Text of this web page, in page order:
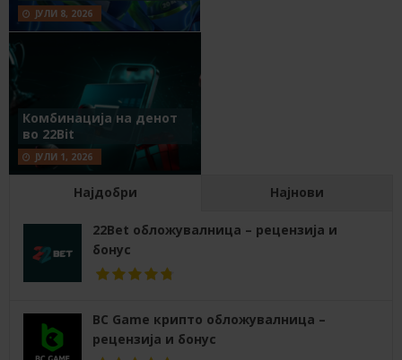
ЈУЛИ 8, 2026
Комбинација на денот
во 22Bit
ЈУЛИ 1, 2026
Најдобри Најнови
22Bet обложувалница – рецензија и
бонус
BC Game крипто обложувалница –
рецензија и бонус